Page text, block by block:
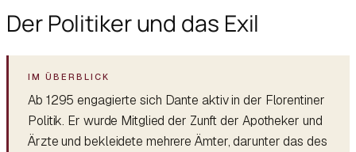
Der Politiker und das Exil
Ab 1295 engagierte sich Dante aktiv in der Florentiner
Politik. Er wurde Mitglied der Zunft der Apotheker und
Ärzte und bekleidete mehrere Ämter, darunter das des